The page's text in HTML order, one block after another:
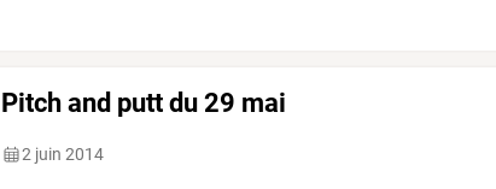
Pitch and putt du 29 mai
2 juin 2014